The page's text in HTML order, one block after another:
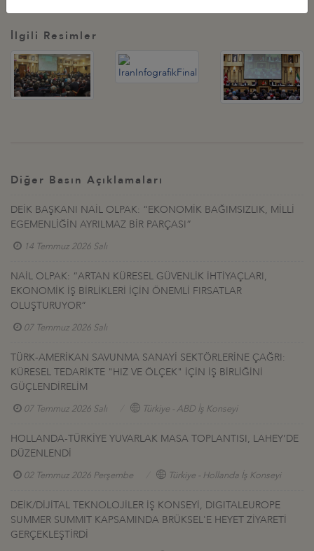
İlgili Resimler
Diğer Basın Açıklamaları
DEİK BAŞKANI NAİL OLPAK: “EKONOMİK BAĞIMSIZLIK, MİLLİ
EGEMENLİĞİN AYRILMAZ BİR PARÇASI”
14 Temmuz 2026 Salı
NAİL OLPAK: “ARTAN KÜRESEL GÜVENLİK İHTİYAÇLARI,
EKONOMİK İŞ BİRLİKLERİ İÇİN ÖNEMLİ FIRSATLAR
OLUŞTURUYOR”
07 Temmuz 2026 Salı
TÜRK-AMERİKAN SAVUNMA SANAYİ SEKTÖRLERİNE ÇAĞRI:
KÜRESEL TEDARİKTE "HIZ VE ÖLÇEK" İÇİN İŞ BİRLİĞİNİ
GÜÇLENDİRELİM
07 Temmuz 2026 Salı Türkiye - ABD İş Konseyi
HOLLANDA-TÜRKİYE YUVARLAK MASA TOPLANTISI, LAHEY’DE
DÜZENLENDİ
02 Temmuz 2026 Perşembe Türkiye - Hollanda İş Konseyi
DEİK/DİJİTAL TEKNOLOJİLER İŞ KONSEYİ, DIGITALEUROPE
SUMMER SUMMIT KAPSAMINDA BRÜKSEL'E HEYET ZİYARETİ
GERÇEKLEŞTİRDİ